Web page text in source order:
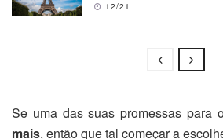
12/21
Se uma das suas promessas para
mais, então que tal começar a